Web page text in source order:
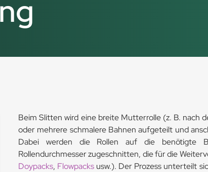
Beim Slitten wird eine breite Mutterrolle (z. B. nach
oder mehrere schmalere Bahnen aufgeteilt und
Dabei werden die Rollen auf die benötigte
Rollendurchmesser zugeschnitten, die für die
Doypacks, Flowpacks usw.). Der Prozess unterteilt